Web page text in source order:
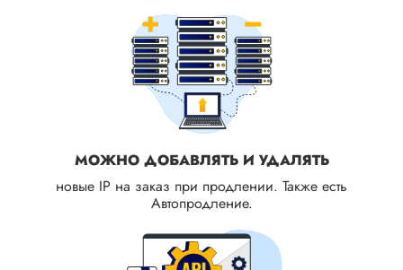
МОЖНО ДОБАВЛЯТЬ И УДАЛЯТЬ
новые IP на заказ при продлении. Также есть
Автопродление.